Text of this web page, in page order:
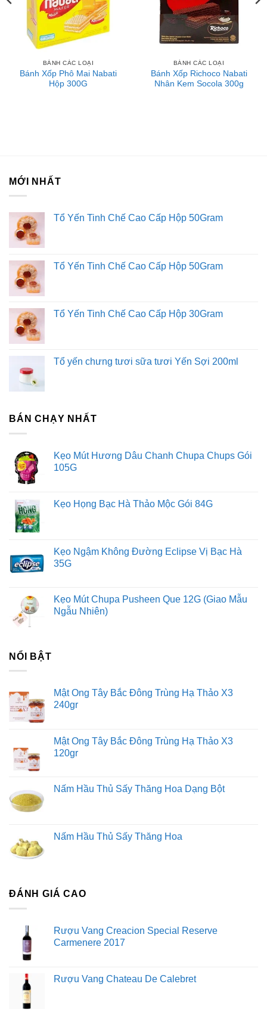
BÁNH CÁC LOẠI
Bánh Xốp Phô Mai Nabati
Hộp 300G
BÁNH CÁC LOẠI
Bánh Xốp Richoco Nabati
Nhân Kem Socola 300g
MỚI NHẤT
Tổ Yến Tinh Chế Cao Cấp Hộp 50Gram
Tổ Yến Tinh Chế Cao Cấp Hộp 50Gram
Tổ Yến Tinh Chế Cao Cấp Hộp 30Gram
Tổ yến chưng tươi sữa tươi Yến Sợi 200ml
BÁN CHẠY NHẤT
Kẹo Mút Hương Dâu Chanh Chupa Chups Gói
105G
Kẹo Họng Bạc Hà Thảo Mộc Gói 84G
Kẹo Ngậm Không Đường Eclipse Vị Bạc Hà
35G
Kẹo Mút Chupa Pusheen Que 12G (Giao Mẫu
Ngẫu Nhiên)
NỔI BẬT
Mật Ong Tây Bắc Đông Trùng Hạ Thảo X3
240gr
Mật Ong Tây Bắc Đông Trùng Hạ Thảo X3
120gr
Nấm Hầu Thủ Sấy Thăng Hoa Dạng Bột
Nấm Hầu Thủ Sấy Thăng Hoa
ĐÁNH GIÁ CAO
Rượu Vang Creacion Special Reserve
Carmenere 2017
Rượu Vang Chateau De Calebret